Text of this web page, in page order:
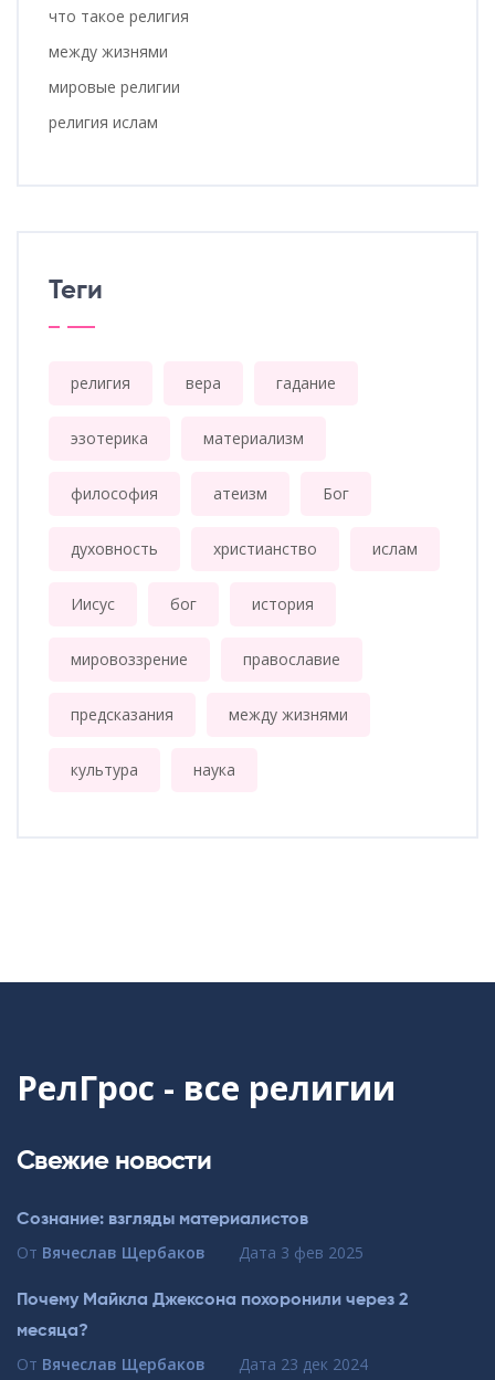
что такое религия
между жизнями
мировые религии
религия ислам
Теги
религия вера гадание
эзотерика материализм
философия атеизм Бог
духовность христианство ислам
Иисус бог история
мировоззрение православие
предсказания между жизнями
культура наука
РелГрос - все религии
Свежие новости
Сознание: взгляды материалистов
От Вячеслав Щербаков Дата 3 фев 2025
Почему Майкла Джексона похоронили через 2
месяца?
От Вячеслав Щербаков Дата 23 дек 2024